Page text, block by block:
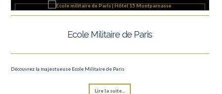
Ecole Militaire de Paris
Découvrez la majestueuse Ecole Militaire de Paris
Lire la suite...